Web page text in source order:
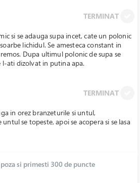
TERMINAT
si se adauga supa incet, cate un polonic
lichidul. Se amesteca constant in
Dupa ultimul polonic de supa se
l-ati dizolvat in putina apa.
TERMINAT
in orez branzeturile si untul,
se topeste, apoi se acopera si se lasa
si primesti 300 de puncte